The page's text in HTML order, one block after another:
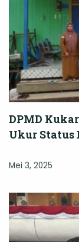
DPMD
Ukur Status
Mei 3, 2025